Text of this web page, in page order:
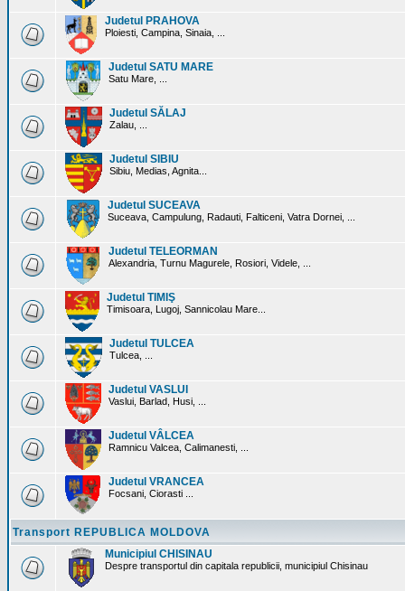
Judetul PRAHOVA
Ploiesti, Campina, Sinaia, ...
Judetul SATU MARE
Satu Mare, ...
Judetul SĂLAJ
Zalau, ...
Judetul SIBIU
Sibiu, Medias, Agnita...
Judetul SUCEAVA
Suceava, Campulung, Radauti, Falticeni, Vatra Dornei, ...
Judetul TELEORMAN
Alexandria, Turnu Magurele, Rosiori, Videle, ...
Judetul TIMIŞ
Timisoara, Lugoj, Sannicolau Mare...
Judetul TULCEA
Tulcea, ...
Judetul VASLUI
Vaslui, Barlad, Husi, ...
Judetul VÂLCEA
Ramnicu Valcea, Calimanesti, ...
Judetul VRANCEA
Focsani, Ciorasti ...
Transport REPUBLICA MOLDOVA
Municipiul CHISINAU
Despre transportul din capitala republicii, municipiul Chisinau